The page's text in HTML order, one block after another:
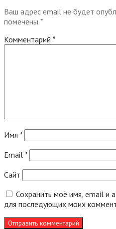
Ваш адрес email не будет
помечены *
Комментарий *
Имя *
Email *
Сайт
Сохранить моё имя, email и
для последующих моих